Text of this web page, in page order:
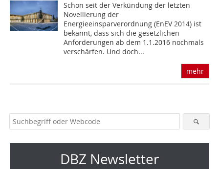
Schon seit der Verkündung der letzten
Novellierung der
Energieeinsparverordnung (EnEV 2014) ist
bekannt, dass sich die gesetzlichen
Anforderungen ab dem 1.1.2016 nochmals
verschärfen. Und doch...
mehr
DBZ Newsletter